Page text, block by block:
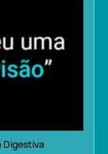
Digestiva